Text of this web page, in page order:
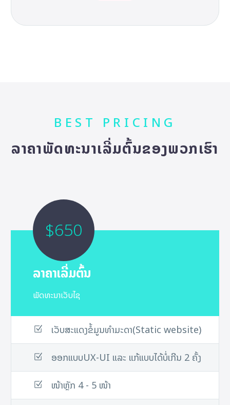
BEST PRICING
ລາຄາພັດທະນາເລີ່ມຕົ້ນຂອງພວກເຮົາ
$650
ລາຄາເລີ່ມຕົ້ນ
ພັດທະນາເວັບໄຊ
ເວັບສະແດງຂໍ້ມູນທໍາມະດາ(Static website)​
ອອກແບບUX-UI ແລະ ແກ້ແບບໄດ້ບໍ່ເກີນ 2 ຄັ້ງ​
ໜ້າຫຼັກ 4 - 5 ໜ້າ